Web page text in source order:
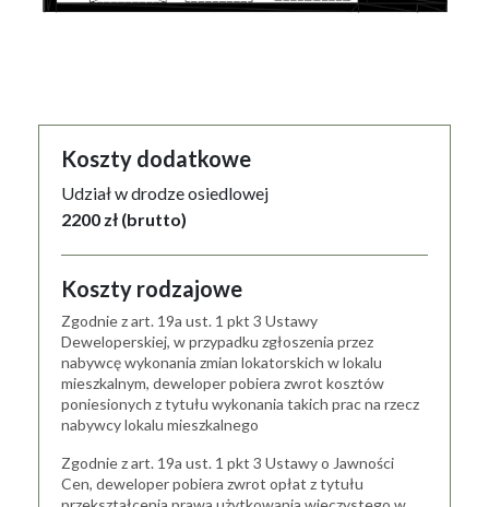
Koszty dodatkowe
Udział w drodze osiedlowej
2200 zł (brutto)
Koszty rodzajowe
Zgodnie z art. 19a ust. 1 pkt 3 Ustawy
Deweloperskiej, w przypadku zgłoszenia przez
nabywcę wykonania zmian lokatorskich w lokalu
mieszkalnym, deweloper pobiera zwrot kosztów
poniesionych z tytułu wykonania takich prac na rzecz
nabywcy lokalu mieszkalnego
Zgodnie z art. 19a ust. 1 pkt 3 Ustawy o Jawności
Cen, deweloper pobiera zwrot opłat z tytułu